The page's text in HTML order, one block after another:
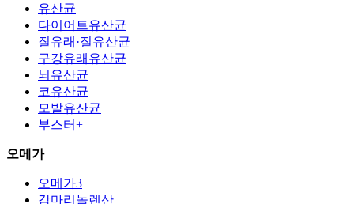
유산균
다이어트유산균
질유래·질유산균
구강유래유산균
뇌유산균
코유산균
모발유산균
부스터+
오메가
오메가3
감마리놀렌산